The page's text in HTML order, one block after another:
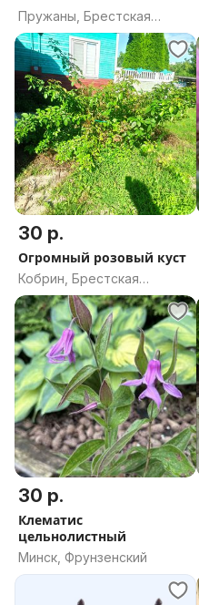
Пружаны, Брестская
область
30 р.
Огромный розовый куст
Кобрин, Брестская
область
30 р.
Клематис
цельнолистный
Минск, Фрунзенский